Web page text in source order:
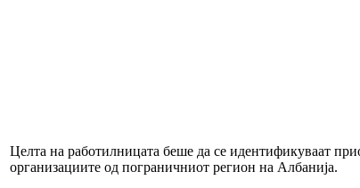
Целта на работилницата беше да се идентификуваат
организациите од пограничниот регион на Албанија.